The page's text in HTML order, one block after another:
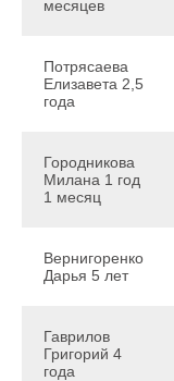
месяцев
Потрясаева
Елизавета 2,5
года
Городникова
Милана 1 год
1 месяц
Вернигоренко
Дарья 5 лет
Гаврилов
Григорий 4
года